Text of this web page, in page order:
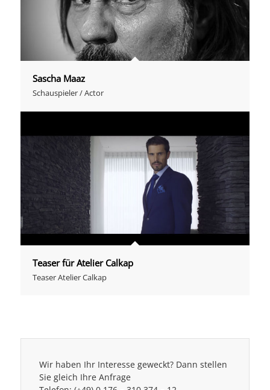
Sascha Maaz
Schauspieler / Actor
Teaser für Atelier Calkap
Teaser Atelier Calkap
Wir haben Ihr Interesse geweckt? Dann stellen
Sie gleich Ihre Anfrage